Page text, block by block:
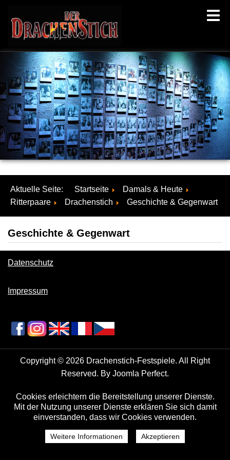
Aktuelle Seite: Startseite
Damals & Heute
Ritterpaare
Drachenstich Geschichte & Gegenwart
Geschichte & Gegenwart
Datenschutz
Impressum
Copyright © 2026 Drachenstich-Festspiele. All Right
Reserved. By Joomla Perfect.
Cookies erleichtern die Bereitstellung unserer Dienste.
Mit der Nutzung unserer Dienste erklären Sie sich damit
einverstanden, dass wir Cookies verwenden.
Weitere Informationen Akzeptieren